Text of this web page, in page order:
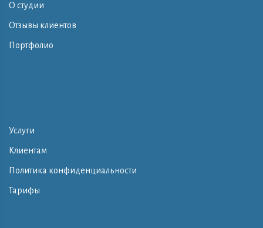
О студии
Отзывы клиентов
Портфолио
Услуги
Клиентам
Политика конфиденциальности
Тарифы